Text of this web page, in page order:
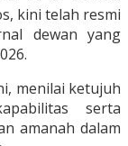
kini telah resmi
dewan yang
menilai ketujuh
serta
amanah dalam